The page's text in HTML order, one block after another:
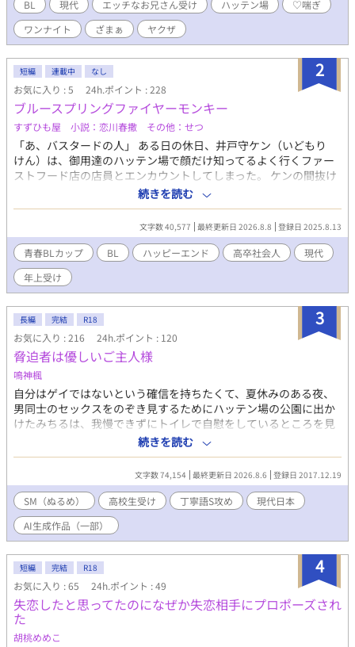
にも投稿中です。
BL 現代 エッチなお兄さん受け ハッテン場
♡喘ぎ
ワンナイト
ざまぁ ヤクザ
2
短編 連載中 なし
お気に入り : 5 24h.ポイント : 228
ブルースプリングファイヤーモンキー
すずひも屋 小説：恋川春撒 その他：せつ
「あ、バスタードの人」 ある日の休日、井戸守ケン（いどもり
けん）は、御用達のハッテン場で顔だけ知ってるよく行くファー
ストフード店の店員とエンカウントしてしまった。 ケンの間抜け
な言葉も、思わずゆびさした人指さし指も、全く気にせず谷森博
人（たにもり ひろと）は笑顔で言った。 「谷森です。子ザル
君」 『子ザル』はケンの恋人探しアプリのハンドルネームだ。
「なんで知ってるの？」 問いかけたケンを谷森は笑顔のままバー
のBOX席へと誘った。 このお話はBLです。 作中、暴力的なシーン
があります。苦手な方はお気をつけください。 このお話はフィク
ションであり、現存するいかなる団体、人物とも関係ございませ
ん。 本作品は青春BLカップ専用に描き始めました。 うちは基本
的にR18作品オンリーのサークルですが、メイン活動先をアルフ
ァポリスにしている当サークルとしてはBLイベントに参加しない
のはどうかという事になり、丁度おあつらえ向きのネタを持って
いたので今回は年齢制限はずした作品作りにチャレンジしてみる
事にしました。 せっかくのイベント参加しない手は無いです。 ブ
ルースプリングファイヤーモンキーどうぞお楽しみください。
「青春なんてクソだ」井戸守ケンはそう思っています。
続きを読む
文字数 40,577 最終更新日 2026.8.8 登録日 2025.8.13
青春BLカップ​ BL ハッピーエンド 高卒社会人
現代
年上受け
3
長編 完結 R18
お気に入り : 216 24h.ポイント : 120
脅迫者は優しいご主人様
鳴神楓
自分はゲイではないという確信を持ちたくて、夏休みのある夜、
男同士のセックスをのぞき見するためにハッテン場の公園に出か
けたみちるは、我慢できずにトイレで自慰をしているところを見
知らぬ男に動画撮影され、それをネタに脅されて男に抱かれてし
まう。 「ご主人様」と呼ぶことを強要し、SMプレイに付き合わせ
るくせに、みちるがどうしても嫌だと思うことは絶対にしてこな
い男は、Sにしては優しすぎるように思えて……？ ◆七森みち
る（ななもり みちる）……本作の主人公。有名私立高校の２年
生。中背やや華奢。根は真面目なのに、無理にちょっと悪ぶって
いるタイプ。一人称は普段は俺、プレイ時は僕。 ◆ご主人様＝
平岡理一（ひらおか りいち）……自慰動画でみちるを脅している
男。整った顔立ちで常に丁寧語。中肉高身長。一人称は私。（名
前は中盤まで出てきません） ◆ ☆★は性描写あり。他サイトに
も投稿。番外編から生成AIを使用。
続きを読む
文字数 74,154 最終更新日 2026.8.6 登録日 2017.12.19
SM（ぬるめ） 高校生受け 丁寧語S攻め
現代日本
AI生成作品（一部）
4
短編 完結 R18
お気に入り : 65 24h.ポイント : 49
失恋したと思ってたのになぜか失恋相手にプロポーズされ
た
胡桃めめこ